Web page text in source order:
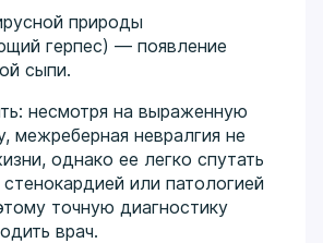
природы
герпес) — появление
сыпи.
несмотря на выраженную
межреберная невралгия не
однако ее легко спутать
или патологией
точную диагностику
врач.